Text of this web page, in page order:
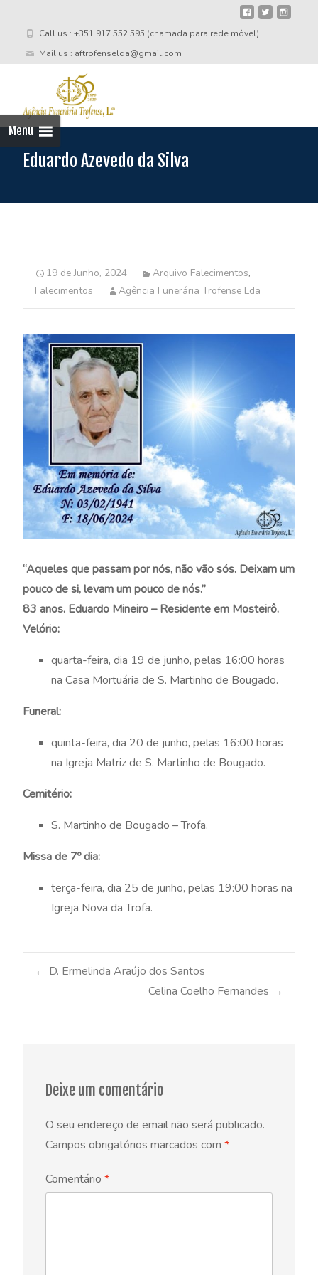
Call us : +351 917 552 595 (chamada para rede móvel)
Mail us : aftrofenselda@gmail.com
Menu
Eduardo Azevedo da Silva
19 de Junho, 2024 Arquivo Falecimentos,
Falecimentos
Agência Funerária Trofense Lda
“Aqueles que passam por nós, não vão sós. Deixam um
pouco de si, levam um pouco de nós.”
83 anos. Eduardo Mineiro – Residente em Mosteirô.
Velório:
quarta-feira, dia 19 de junho, pelas 16:00 horas
na Casa Mortuária de S. Martinho de Bougado.
Funeral:
quinta-feira, dia 20 de junho, pelas 16:00 horas
na Igreja Matriz de S. Martinho de Bougado.
Cemitério:
S. Martinho de Bougado – Trofa.
Missa de 7º dia:
terça-feira, dia 25 de junho, pelas 19:00 horas na
Igreja Nova da Trofa.
Post
← D. Ermelinda Araújo dos Santos
Celina Coelho Fernandes →
Deixe um comentário
O seu endereço de email não será publicado.
Campos obrigatórios marcados com *
Comentário *